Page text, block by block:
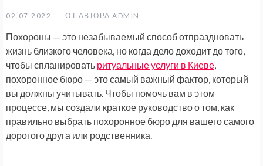
02.07.2022 ОТ АВТОРА ADMIN
Похороны — это незабываемый способ отпраздновать
жизнь близкого человека, но когда дело доходит до того,
чтобы спланировать ритуальные услуги в Киеве,
похоронное бюро — это самый важный фактор, который
вы должны учитывать. Чтобы помочь вам в этом
процессе, мы создали краткое руководство о том, как
правильно выбрать похоронное бюро для вашего самого
дорогого друга или родственника.